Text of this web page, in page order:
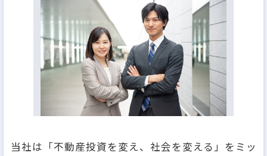
当社は「不動産投資を変え、社会を変える」をミッ